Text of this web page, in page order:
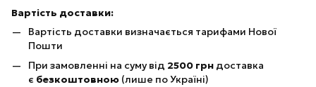
Вартість доставки:
Вартість доставки визначається тарифами Нової
Пошти
При замовленні на суму від 2500 грн доставка
є безкоштовною (лише по Україні)